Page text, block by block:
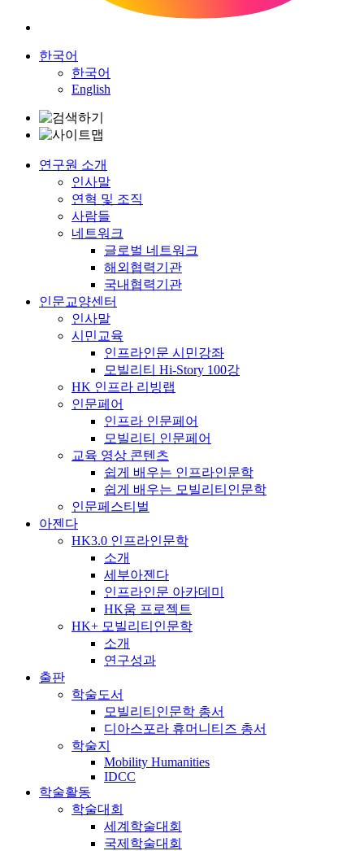
한국어
한국어
English
연구원 소개
인사말
연혁 및 조직
사람들
네트워크
글로벌 네트워크
해외협력기관
국내협력기관
인문교양센터
인사말
시민교육
인프라인문 시민강좌
모빌리티 Hi-Story 100강
HK 인프라 리빙랩
인문페어
인프라 인문페어
모빌리티 인문페어
교육 영상 콘텐츠
쉽게 배우는 인프라인문학
쉽게 배우는 모빌리티인문학
인문페스티벌
아젠다
HK3.0 인프라인문학
소개
세부아젠다
인프라인문 아카데미
HK움 프로젝트
HK+ 모빌리티인문학
소개
연구성과
출판
학술도서
모빌리티인문학 총서
디아스포라 휴머니티즈 총서
학술지
Mobility Humanities
IDCC
학술활동
학술대회
세계학술대회
국제학술대회